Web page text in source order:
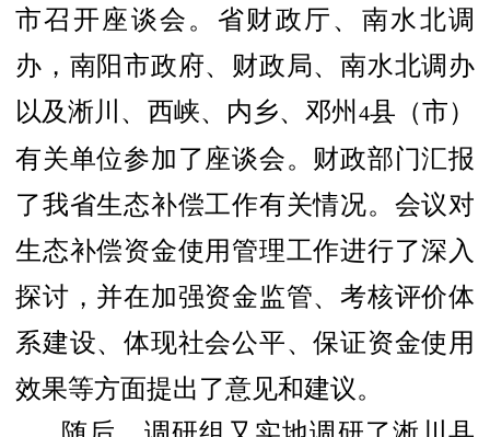
市召开座谈会。省财政厅、南水北调
办，南阳市政府、财政局、南水北调办
以及淅川、西峡、内乡、邓州 4县（市）
有关单位参加了座谈会。财政部门汇报
了我省生态补偿工作有关情况。会议对
生态补偿资金使用管理工作进行了深入
探讨，并在加强资金监管、考核评价体
系建设、体现社会公平、保证资金使用
效果等方面提出了意见和建议。